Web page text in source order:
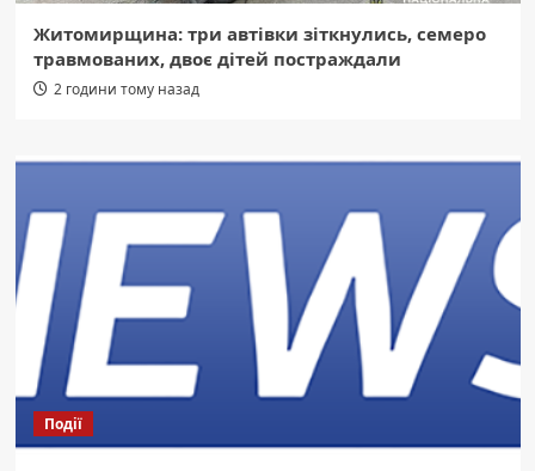
Житомирщина: три автівки зіткнулись, семеро
травмованих, двоє дітей постраждали
2 години тому назад
Події